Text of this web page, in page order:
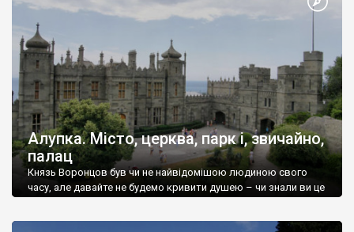
Алупка. Місто, церква, парк і, звичайно,
палац
Князь Воронцов був чи не найвідомішою людиною свого
часу, але давайте не будемо кривити душею – чи знали ви це